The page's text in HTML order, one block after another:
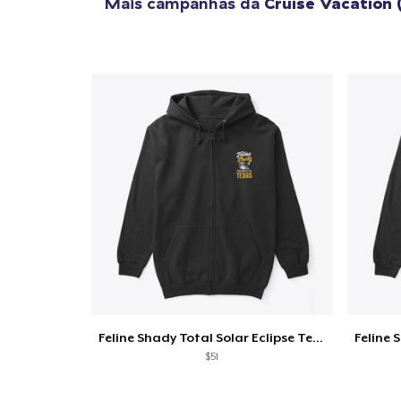
Feline Shady Total Solar Eclipse Texas
$51